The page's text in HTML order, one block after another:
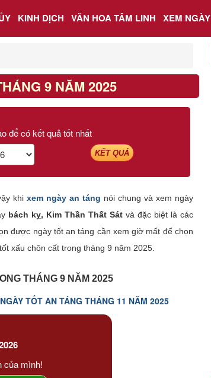
KINH DỊCH VĂN HOA TÂM LINH XEM NGÀY
9 NĂM 2025
để có kết quả tốt nhất
KẾT QUẢ
khi xem ngày an táng nói chung và xem ngày
bách kỵ, Kim Thần Thất Sát và đặc biệt là các
được ngày tốt an táng cần xem giờ mất để chọn
xấu chôn cất trong tháng 9 năm 2025.
THÁNG 9 NĂM 2025
TỐT AN TÁNG THÁNG 11 NĂM 2025
của mình!